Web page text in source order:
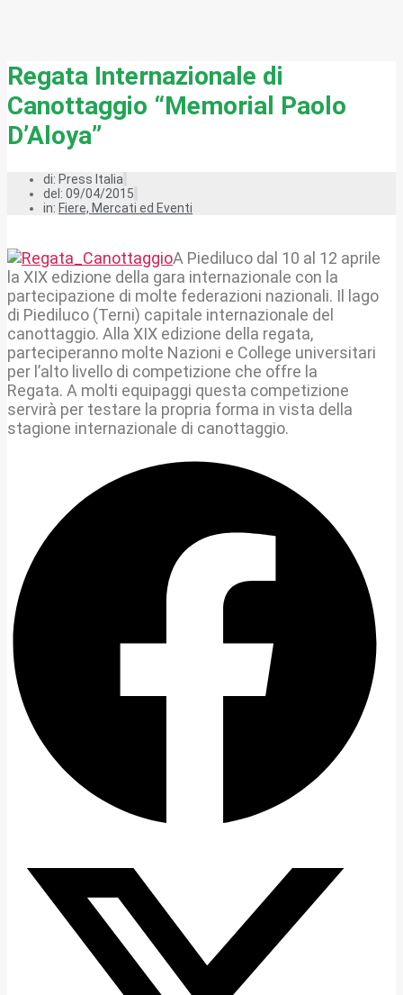
Regata Internazionale di
Canottaggio “Memorial Paolo
D’Aloya”
di: Press Italia
del: 09/04/2015
in: Fiere, Mercati ed Eventi
A Piediluco dal 10 al 12 aprile
la XIX edizione della gara internazionale con la
partecipazione di molte federazioni nazionali. Il lago
di Piediluco (Terni) capitale internazionale del
canottaggio. Alla XIX edizione della regata,
parteciperanno molte Nazioni e College universitari
per l’alto livello di competizione che offre la
Regata. A molti equipaggi questa competizione
servirà per testare la propria forma in vista della
stagione internazionale di canottaggio.